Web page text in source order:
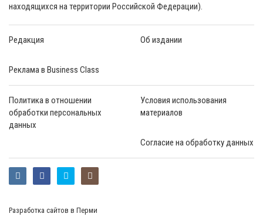
находящихся на территории Российской Федерации).
Редакция Об издании
Реклама в Business Class
Политика в отношении
обработки персональных
данных
Условия использования
материалов
Согласие на обработку данных
Разработка сайтов в Перми